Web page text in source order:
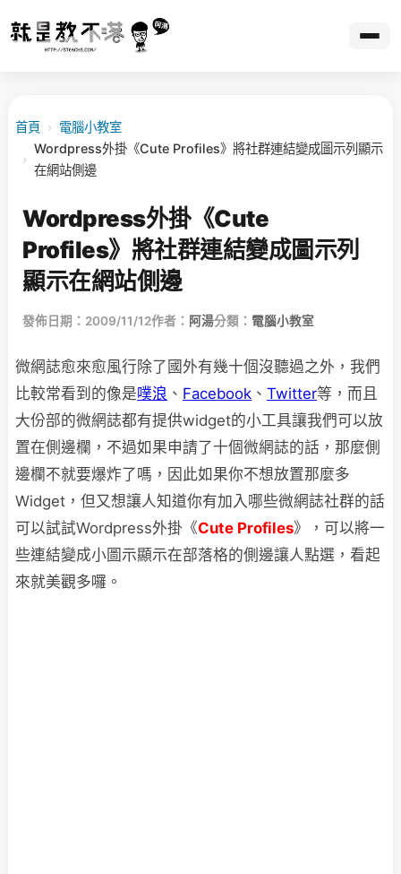
首頁 › 電腦小教室
›
Wordpress外掛《Cute Profiles》將社群連結變成圖示列顯示
在網站側邊
Wordpress外掛《Cute
Profiles》將社群連結變成圖示列
顯示在網站側邊
發佈日期：2009/11/12作者： 阿湯分類： 電腦小教室
微網誌愈來愈風行除了國外有幾十個沒聽過之外，我們
比較常看到的像是噗浪 、 Facebook 、 Twitter等，而且
大份部的微網誌都有提供widget的小工具讓我們可以放
置在側邊欄，不過如果申請了十個微網誌的話，那麼側
邊欄不就要爆炸了嗎，因此如果你不想放置那麼多
Widget，但又想讓人知道你有加入哪些微網誌社群的話
可以試試Wordpress外掛《Cute Profiles》，可以將一
些連結變成小圖示顯示在部落格的側邊讓人點選，看起
來就美觀多囉。